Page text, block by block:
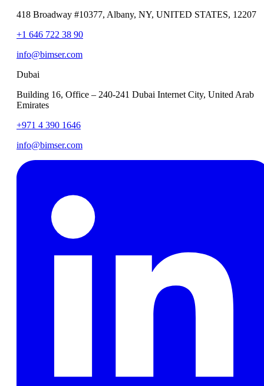
418 Broadway #10377, Albany, NY, UNITED STATES, 12207
+1 646 722 38 90
info@bimser.com
Dubai
Building 16, Office – 240-241 Dubai Internet City, United Arab
Emirates
+971 4 390 1646
info@bimser.com